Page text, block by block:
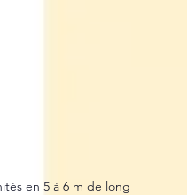
en 5 à 6 m de long